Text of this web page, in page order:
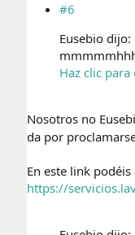
#6
Eusebio dijo:
Haz clic para
Nosotros no
da por
En este link
https://